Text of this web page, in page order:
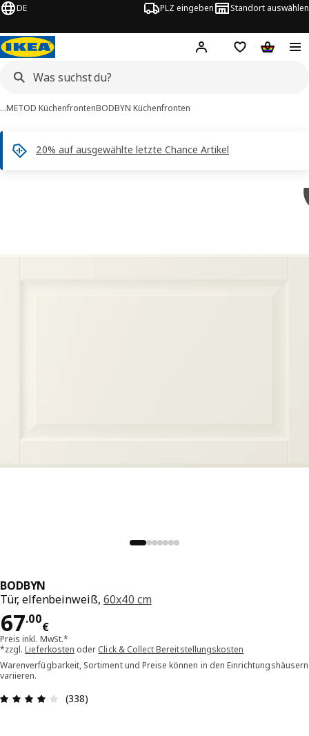
DE PLZ eingeben Standort auswählen
Hej! Hier einloggen
Merkzettel
…METOD KüchenfrontenBODBYN Küchenfronten
20% auf ausgewählte letzte Chance Artikel
BODBYN
Tür, elfenbeinweiß, 60x40 cm
67.00
€
Preis 67.00€
Preis inkl. MwSt.*
*zzgl.Lieferkosten oder Click & Collect Bereitstellungskosten
Warenverfügbarkeit, Sortiment und Preise können in den Einrichtungshäusern
variieren.
Bewertung: 3.9 von 5 Sterne Alle Bewertungen:
(338)